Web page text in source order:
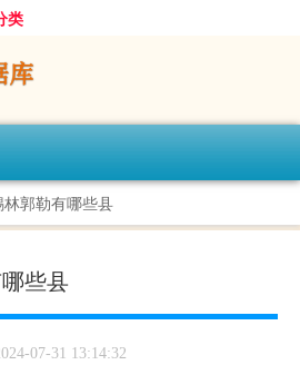
类
林郭勒有哪些县
些县
07-31 13:14:32